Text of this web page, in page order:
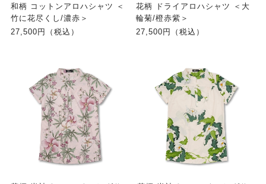
和柄 コットンアロハシャツ ＜
竹に花尽くし/濃赤＞
27,500円（税込）
花柄 ドライアロハシャツ ＜大
輪菊/橙赤紫＞
27,500円（税込）